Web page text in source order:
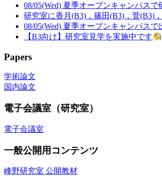
08/05(Wed) 夏季オープンキャンパスで
研究室に香月(B3)，篠田(B3)，菅(B3)
08/05(Wed) 夏季オープンキャンパスで
【B3向け】研究室見学を実施中です
Papers
学術論文
国内論文
電子会議室（研究室）
電子会議室
一般公開用コンテンツ
峰野研究室 公開教材